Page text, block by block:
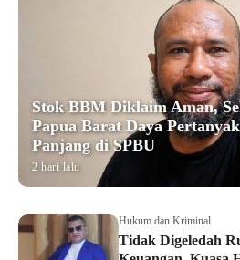
Stok BBM Diklaim Aman,
Papua Barat Daya
Panjang di SPBU
2 hari lalu
Hukum dan Kriminal
Tidak Digeledah